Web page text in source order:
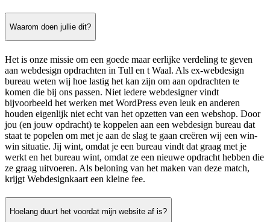
Waarom doen jullie dit?
Het is onze missie om een goede maar eerlijke verdeling te geven
aan webdesign opdrachten in Tull en t Waal. Als ex-webdesign
bureau weten wij hoe lastig het kan zijn om aan opdrachten te
komen die bij ons passen. Niet iedere webdesigner vindt
bijvoorbeeld het werken met WordPress even leuk en anderen
houden eigenlijk niet echt van het opzetten van een webshop. Door
jou (en jouw opdracht) te koppelen aan een webdesign bureau dat
staat te popelen om met je aan de slag te gaan creëren wij een win-
win situatie. Jij wint, omdat je een bureau vindt dat graag met je
werkt en het bureau wint, omdat ze een nieuwe opdracht hebben die
ze graag uitvoeren. Als beloning van het maken van deze match,
krijgt Webdesignkaart een kleine fee.
Hoelang duurt het voordat mijn website af is?